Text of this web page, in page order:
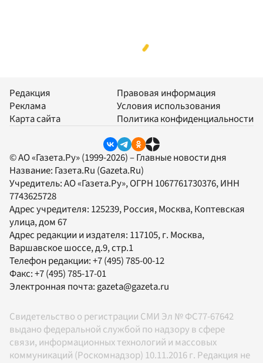
Редакция
Реклама
Карта сайта
Правовая информация
Условия использования
Политика конфиденциальности
© АО «Газета.Ру» (1999-2026) – Главные новости дня
Название: Газета.Ru (Gazeta.Ru)
Учредитель:АО «Газета.Ру», ОГРН 1067761730376, ИНН
7743625728
Адрес учредителя: 125239, Россия, Москва, Коптевская
улица, дом 67
Адрес редакции и издателя: 117105, г. Москва,
Варшавское шоссе, д.9, стр.1
Телефон редакции:+7 (495) 785-00-12
Факс:+7 (495) 785-17-01
Электронная почта:gazeta@gazeta.ru
Свидетельство о регистрации СМИ Эл № ФС77-67642
выдано федеральной службой по надзору в сфере
связи, информационных технологий и массовых
коммуникаций (Роскомнадзор) 10.11.2016 г. Редакция не